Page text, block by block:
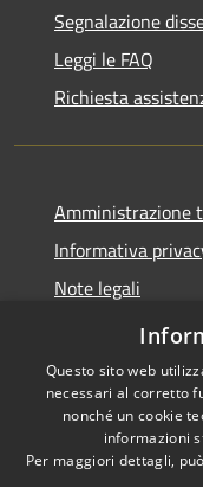
Segnalazione
Leggi le FAQ
Richiesta
Amministrazione
Informativa
Note legali
Dichiarazione di
Accessibilità
Questo sito web
necessari al corretto
nonché un cookie
informazioni
Per maggiori dettagli,